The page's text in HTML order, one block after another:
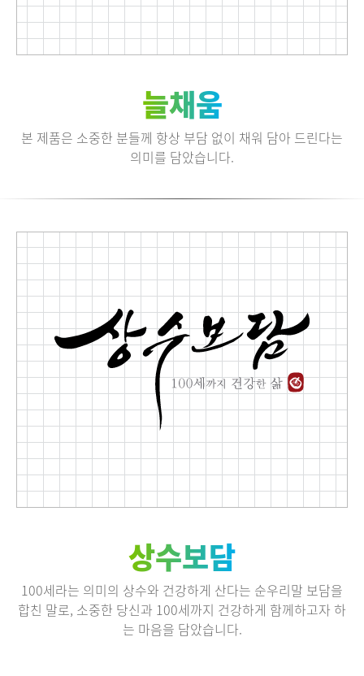
늘채움
본 제품은 소중한 분들께 항상 부담 없이 채워 담아 드린다는
의미를 담았습니다.
상수보담
100세라는 의미의 상수와 건강하게 산다는 순우리말 보담을
합친 말로, 소중한 당신과 100세까지 건강하게 함께하고자 하
는 마음을 담았습니다.